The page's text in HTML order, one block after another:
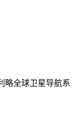
略全球卫星导航系